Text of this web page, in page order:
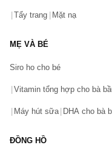
Gel tẩy trang Innisfree
Dầu tẩy trang sạch
Pore Cleansing Oil
Nước tẩy trang
Kem chống nắng
Tẩy trang Mặt nạ
MẸ VÀ BÉ
Siro ho cho bé
Vitamin tổng hợp cho bà
Máy hút sữa DHA cho bà
ĐỒNG HỒ